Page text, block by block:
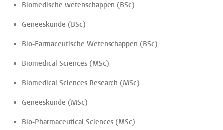
Biomedische wetenschappen (BSc)
Geneeskunde (BSc)
Bio-Farmaceutische Wetenschappen (BSc)
Biomedical Sciences (MSc)
Biomedical Sciences Research (MSc)
Geneeskunde (MSc)
Bio-Pharmaceutical Sciences (MSc)